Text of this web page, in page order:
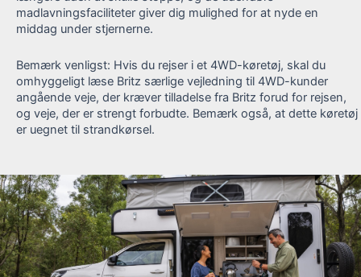
madlavningsfaciliteter giver dig mulighed for at nyde en
middag under stjernerne.
Bemærk venligst: Hvis du rejser i et 4WD-køretøj, skal du
omhyggeligt læse Britz særlige vejledning til 4WD-kunder
angående veje, der kræver tilladelse fra Britz forud for rejsen,
og veje, der er strengt forbudte. Bemærk også, at dette køretøj
er uegnet til strandkørsel.